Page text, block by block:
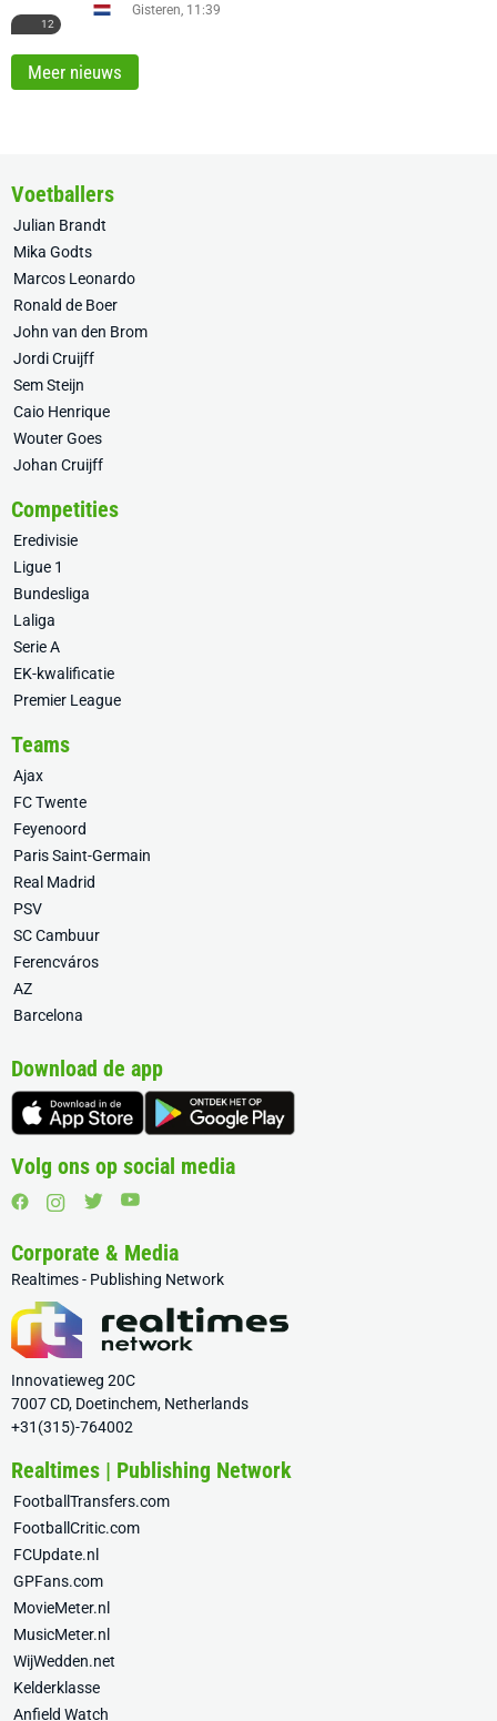
12
Gisteren, 11:39
Meer nieuws
Voetballers
Julian Brandt
Mika Godts
Marcos Leonardo
Ronald de Boer
John van den Brom
Jordi Cruijff
Sem Steijn
Caio Henrique
Wouter Goes
Johan Cruijff
Competities
Eredivisie
Ligue 1
Bundesliga
Laliga
Serie A
EK-kwalificatie
Premier League
Teams
Ajax
FC Twente
Feyenoord
Paris Saint-Germain
Real Madrid
PSV
SC Cambuur
Ferencváros
AZ
Barcelona
Download de app
Volg ons op social media
Corporate & Media
Realtimes - Publishing Network
Innovatieweg 20C
7007 CD, Doetinchem, Netherlands
+31(315)-764002
Realtimes | Publishing Network
FootballTransfers.com
FootballCritic.com
FCUpdate.nl
GPFans.com
MovieMeter.nl
MusicMeter.nl
WijWedden.net
Kelderklasse
Anfield Watch